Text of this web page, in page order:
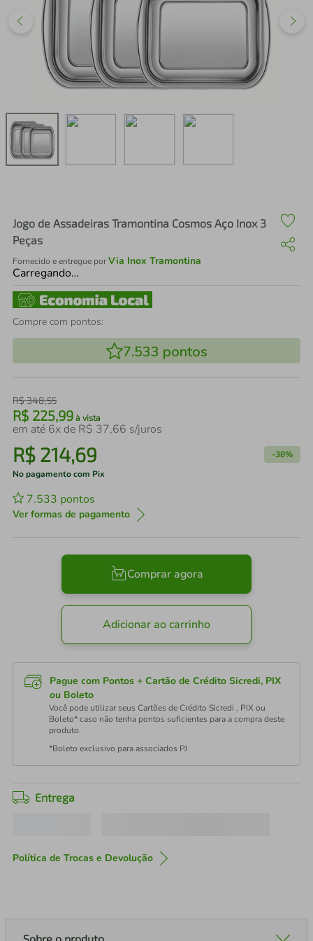
Jogo de Assadeiras Tramontina Cosmos Aço Inox 3
Peças
Fornecido e entregue porVia Inox Tramontina
Carregando…
Compre com pontos:
7.533 pontos
R$348,55
R$ 225,99 à vista
em até 6x de R$ 37,66 s/juros
R$ 214,69 -38%
No pagamento com Pix
7.533 pontos
Ver formas de pagamento
Comprar agora
Adicionar ao carrinho
Pague com Pontos + Cartão de Crédito Sicredi, PIX
ou Boleto
Você pode utilizar seus Cartões de Crédito Sicredi , PIX ou
Boleto* caso não tenha pontos suficientes para a compra deste
produto.
*Boleto exclusivo para associados PJ
Entrega
Política de Trocas e Devolução
º iphone